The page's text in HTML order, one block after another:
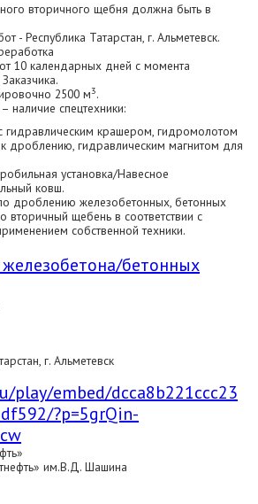
вторичного щебня должна быть в
- Республика Татарстан, г. Альметевск.
10 календарных дней с момента
2500 м3.
наличие спецтехники:
гидравлическим крашером, гидромолотом
дроблению, гидравлическим магнитом для
установка/Навесное
ковш.
дроблению железобетонных, бетонных
вторичный щебень в соответствии с
собственной техники.
бетонных
г. Альметевск
play/embed/dcca8b221ccc23
?p=5grQin-
им.В.Д. Шашина